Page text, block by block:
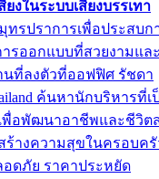
งในระบบเสียงบรรเทา
รปราการเพื่อประสบก
ารออกแบบที่สวยงามแ
นที่ลงตัวที่ออฟฟิศ รัชดา
ค้นหานักบริหารที่
เพื่อพัฒนาอาชีพและชีวิ
างความสุขในครอบครั
อดภัย ราคาประหยัด